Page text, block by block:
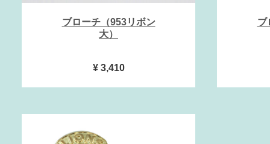
ブローチ（953リボン
大）
¥ 3,410
ブ